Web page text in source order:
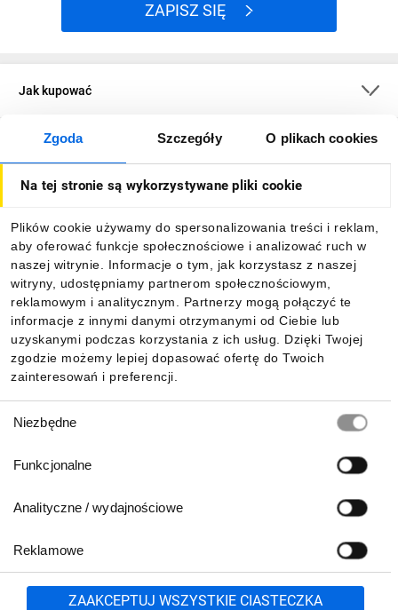
Zgoda Szczegóły O plikach cookies
Na tej stronie są wykorzystywane pliki cookie
Plików cookie używamy do spersonalizowania treści i reklam,
aby oferować funkcje społecznościowe i analizować ruch w
naszej witrynie. Informacje o tym, jak korzystasz z naszej
witryny, udostępniamy partnerom społecznościowym,
reklamowym i analitycznym. Partnerzy mogą połączyć te
informacje z innymi danymi otrzymanymi od Ciebie lub
uzyskanymi podczas korzystania z ich usług. Dzięki Twojej
zgodzie możemy lepiej dopasować ofertę do Twoich
zainteresowań i preferencji.
zgody
Niezbędne
Funkcjonalne
Analityczne / wydajnościowe
Reklamowe
ZAAKCEPTUJ WSZYSTKIE CIASTECZKA
ZAPISZ SIĘ
Jak kupować
O firmie
Informacje
Pobierz naszą aplikację mobilną:
801 500 700 lub
71 37 61 600